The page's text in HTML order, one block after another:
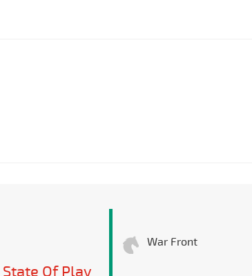
State Of Play
War Front